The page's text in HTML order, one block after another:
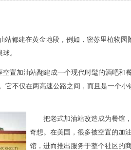
都建在黄金地段，例如，密苏里植物园
。
加油站翻建成一个现代时髦的酒吧和
它不仅在两高速公路之间，而且是一个小
把老式加油站改造成为餐馆
奇想。在美国，很多被空置的加
馆，进而推出服务于整个社区的商